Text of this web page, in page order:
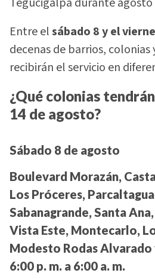
Entre elsábado 8 y el
decenas de barrios, colonias
recibirán el servicio en
¿Qué colonias
14 de agosto?
Sábado 8 de agosto
Boulevard Morazán,
Los Próceres,
Sabanagrande, Santa
Vista Este, Montecarlo,
Modesto Rodas Alvarado
6:00 p. m. a 6:00 a. m.